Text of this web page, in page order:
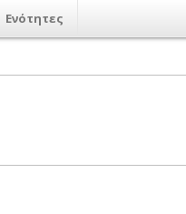
Ενότητες